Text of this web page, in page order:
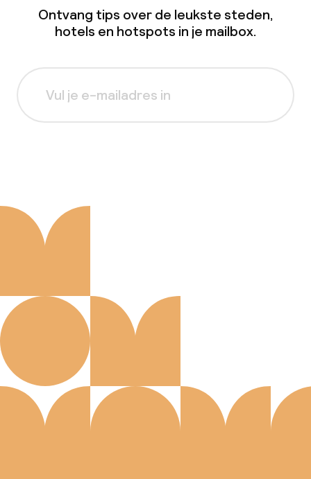
Ontvang tips over de leukste steden,
hotels en hotspots in je mailbox.